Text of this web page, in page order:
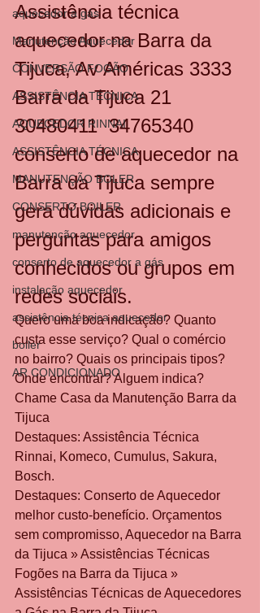
aquecedor a gás
Manutenção Aquecedor
CONVERSÃO FOGÃO
ASSISTÊNCIA TÉCNICA
AQUECEDOR RINNAI
ASSISTÊNCIA TÉCNICA
MANUTENÇÃO BOLER
CONSERTO BOILER
manutenção aquecedor
conserto de aquecedor a gás
instalação aquecedor
assistência técnica aquecedor
boiler
AR CONDICIONADO
Assistência técnica
aquecedor na Barra da
Tijuca, Av Américas 3333
Barra da Tijuca 21
30480411  34765340
conserto de aquecedor na
Barra da Tijuca sempre
gera dúvidas adicionais e
perguntas para amigos
conhecidos ou grupos em
redes sociais.
Quero uma boa indicação? Quanto
custa esse serviço? Qual o comércio
no bairro? Quais os principais tipos?
Onde encontrar? Alguem indica?
Chame Casa da Manutenção Barra da
Tijuca
Destaques: Assistência Técnica
Rinnai, Komeco, Cumulus, Sakura,
Bosch.
Destaques: Conserto de Aquecedor
melhor custo-benefício. Orçamentos
sem compromisso, Aquecedor na Barra
da Tijuca » Assistências Técnicas
Fogões na Barra da Tijuca »
Assistências Técnicas de Aquecedores